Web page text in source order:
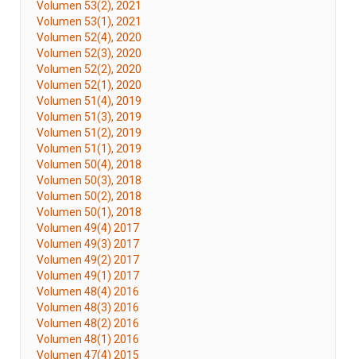
Volumen 53(2), 2021
Volumen 53(1), 2021
Volumen 52(4), 2020
Volumen 52(3), 2020
Volumen 52(2), 2020
Volumen 52(1), 2020
Volumen 51(4), 2019
Volumen 51(3), 2019
Volumen 51(2), 2019
Volumen 51(1), 2019
Volumen 50(4), 2018
Volumen 50(3), 2018
Volumen 50(2), 2018
Volumen 50(1), 2018
Volumen 49(4) 2017
Volumen 49(3) 2017
Volumen 49(2) 2017
Volumen 49(1) 2017
Volumen 48(4) 2016
Volumen 48(3) 2016
Volumen 48(2) 2016
Volumen 48(1) 2016
Volumen 47(4) 2015